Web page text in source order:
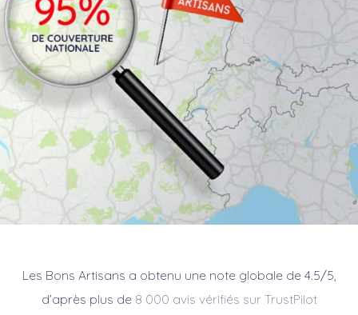
Les Bons Artisans a obtenu une note globale de 4.5/5,
d’après plus de 8 000 avis vérifiés sur TrustPilot